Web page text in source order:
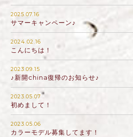
2025.07.16
サマーキャンペーン♪
2024.02.16
こんにちは！
2023.09.15
♪新開china復帰のお知らせ♪
2023.05.07
初めまして！
2023.05.06
カラーモデル募集してます！